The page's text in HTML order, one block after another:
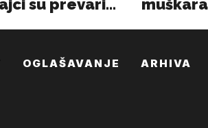
OGLAŠAVANJE ARHIVA